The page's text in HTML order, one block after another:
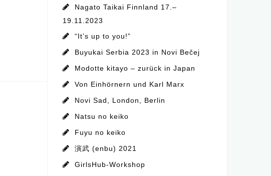
Nagato Taikai Finnland 17.–
19.11.2023
“It’s up to you!”
Buyukai Serbia 2023 in Novi Bečej
Modotte kitayo – zurück in Japan
Von Einhörnern und Karl Marx
Novi Sad, London, Berlin
Natsu no keiko
Fuyu no keiko
演武 (enbu) 2021
GirlsHub-Workshop